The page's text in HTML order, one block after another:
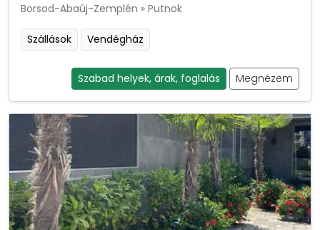
Borsod-Abaúj-Zemplén » Putnok
Szállások Vendégház
Szabad helyek, árak, foglalás Megnézem